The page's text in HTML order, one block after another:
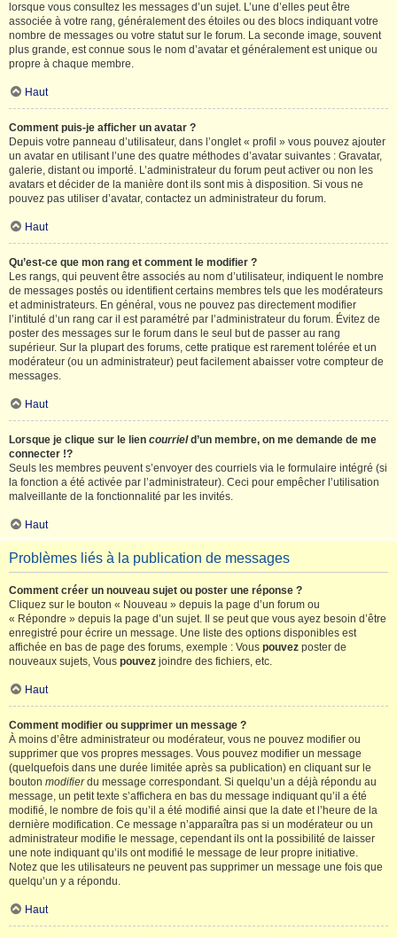
lorsque vous consultez les messages d’un sujet. L’une d’elles peut être
associée à votre rang, généralement des étoiles ou des blocs indiquant votre
nombre de messages ou votre statut sur le forum. La seconde image, souvent
plus grande, est connue sous le nom d’avatar et généralement est unique ou
propre à chaque membre.
Haut
Comment puis-je afficher un avatar ?
Depuis votre panneau d’utilisateur, dans l’onglet « profil » vous pouvez ajouter
un avatar en utilisant l’une des quatre méthodes d’avatar suivantes : Gravatar,
galerie, distant ou importé. L’administrateur du forum peut activer ou non les
avatars et décider de la manière dont ils sont mis à disposition. Si vous ne
pouvez pas utiliser d’avatar, contactez un administrateur du forum.
Haut
Qu’est-ce que mon rang et comment le modifier ?
Les rangs, qui peuvent être associés au nom d’utilisateur, indiquent le nombre
de messages postés ou identifient certains membres tels que les modérateurs
et administrateurs. En général, vous ne pouvez pas directement modifier
l’intitulé d’un rang car il est paramétré par l’administrateur du forum. Évitez de
poster des messages sur le forum dans le seul but de passer au rang
supérieur. Sur la plupart des forums, cette pratique est rarement tolérée et un
modérateur (ou un administrateur) peut facilement abaisser votre compteur de
messages.
Haut
Lorsque je clique sur le lien courrield’un membre, on me demande de me
connecter !?
Seuls les membres peuvent s’envoyer des courriels via le formulaire intégré (si
la fonction a été activée par l’administrateur). Ceci pour empêcher l’utilisation
malveillante de la fonctionnalité par les invités.
Haut
Problèmes liés à la publication de messages
Comment créer un nouveau sujet ou poster une réponse ?
Cliquez sur le bouton « Nouveau » depuis la page d’un forum ou
« Répondre » depuis la page d’un sujet. Il se peut que vous ayez besoin d’être
enregistré pour écrire un message. Une liste des options disponibles est
affichée en bas de page des forums, exemple : Vous pouvez poster de
nouveaux sujets, Vous pouvez joindre des fichiers, etc.
Haut
Comment modifier ou supprimer un message ?
À moins d’être administrateur ou modérateur, vous ne pouvez modifier ou
supprimer que vos propres messages. Vous pouvez modifier un message
(quelquefois dans une durée limitée après sa publication) en cliquant sur le
bouton modifierdu message correspondant. Si quelqu’un a déjà répondu au
message, un petit texte s’affichera en bas du message indiquant qu’il a été
modifié, le nombre de fois qu’il a été modifié ainsi que la date et l’heure de la
dernière modification. Ce message n’apparaîtra pas si un modérateur ou un
administrateur modifie le message, cependant ils ont la possibilité de laisser
une note indiquant qu’ils ont modifié le message de leur propre initiative.
Notez que les utilisateurs ne peuvent pas supprimer un message une fois que
quelqu’un y a répondu.
Haut